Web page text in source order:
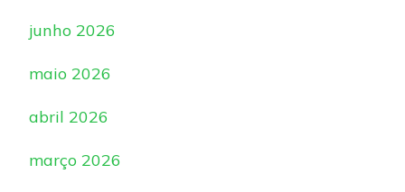
junho 2026
maio 2026
abril 2026
março 2026